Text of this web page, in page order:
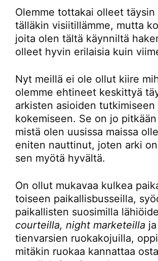
Olemme tottakai olleet täysin
tälläkin visiitillämme, mutta
joita olen tältä käynniltä
olleet hyvin erilaisia kuin
Nyt meillä ei ole ollut kiire
olemme ehtineet keskittyä
arkisten asioiden tutkimiseen
kokemiseen. Se on jo
mistä olen uusissa maissa
eniten nauttinut, joten arki
sen myötä hyvältä.
On ollut mukavaa kulkea
toiseen paikallisbusseilla,
paikallisten suosimilla
courteilla, night marketeilla ja
tienvarsien ruokakojuilla,
mitäkin ruokaa kannattaa